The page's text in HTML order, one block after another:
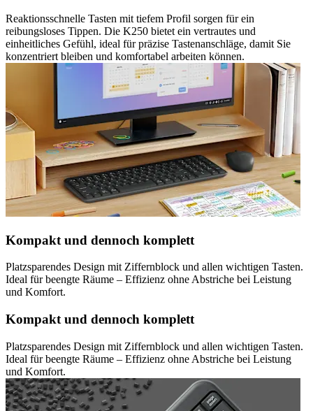
Reaktionsschnelle Tasten mit tiefem Profil sorgen für ein
reibungsloses Tippen. Die K250 bietet ein vertrautes und
einheitliches Gefühl, ideal für präzise Tastenanschläge, damit Sie
konzentriert bleiben und komfortabel arbeiten können.
Kompakt und dennoch komplett
Platzsparendes Design mit Ziffernblock und allen wichtigen Tasten.
Ideal für beengte Räume – Effizienz ohne Abstriche bei Leistung
und Komfort.
Kompakt und dennoch komplett
Platzsparendes Design mit Ziffernblock und allen wichtigen Tasten.
Ideal für beengte Räume – Effizienz ohne Abstriche bei Leistung
und Komfort.